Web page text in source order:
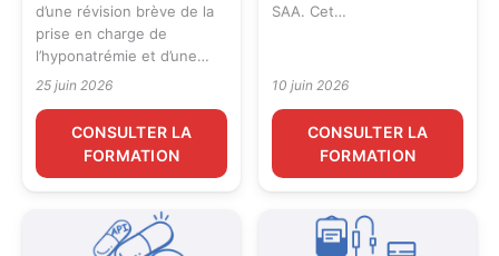
d’une révision brève de la
prise en charge de
l’hyponatrémie et d’une…
25 juin 2026
CONSULTER LA
FORMATION
SAA. Cet…
10 juin 2026
CONSULTER LA
FORMATION